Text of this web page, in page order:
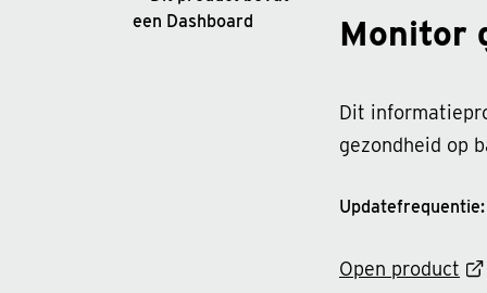
Monitor
Dit
gezondheid op
Open product